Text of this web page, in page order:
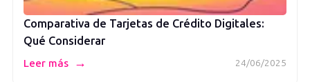
Comparativa de Tarjetas de Crédito Digitales:
Qué Considerar
24/06/2025
Leer más →